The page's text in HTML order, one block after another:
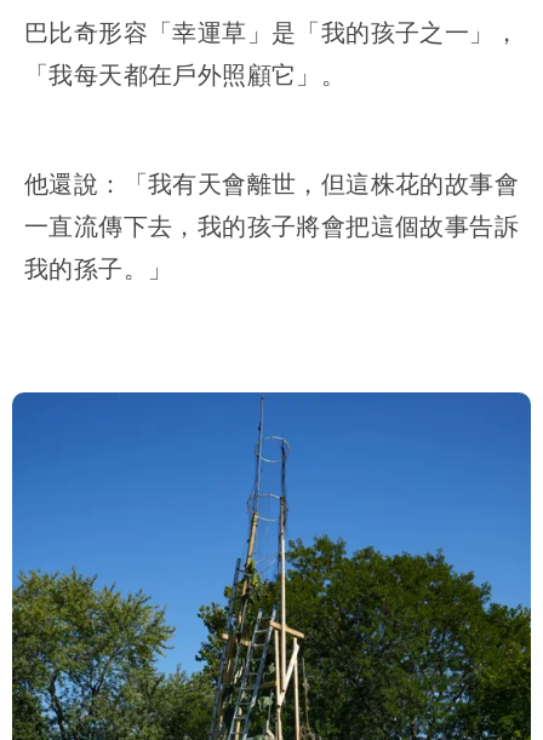
巴比奇形容「幸運草」是「我的孩子之一」，
「我每天都在戶外照顧它」。
他還說：「我有天會離世，但這株花的故事會
一直流傳下去，我的孩子將會把這個故事告訴
我的孫子。」